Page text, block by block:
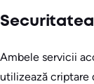
Ambele servicii
utilizează